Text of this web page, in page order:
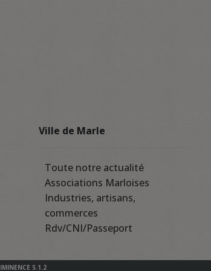
Ville de Marle
Toute notre actualité
Associations Marloises
Industries, artisans,
commerces
Rdv/CNI/Passeport
IMINENCE 5.1.2